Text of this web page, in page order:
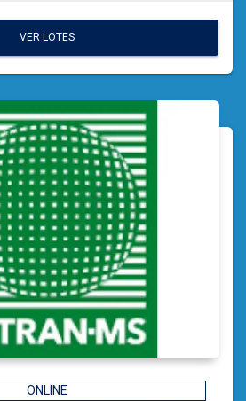
VER LOTES
VER LOTES
ONLINE
47 LOTES